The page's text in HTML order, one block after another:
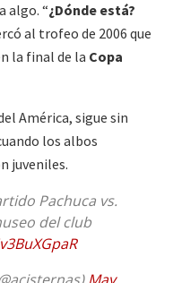
algo. “¿Dónde está?
al trofeo de 2006 que
la final de la Copa
América, sigue sin
los albos
juveniles.
Pachuca vs.
del club